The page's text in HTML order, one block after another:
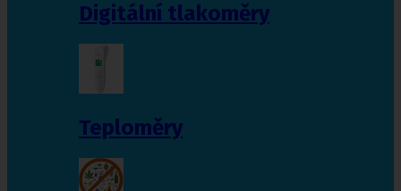
Digitální tlakoměry
Teploměry